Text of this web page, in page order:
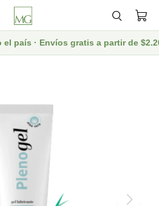
país · Envíos gratis a partir de